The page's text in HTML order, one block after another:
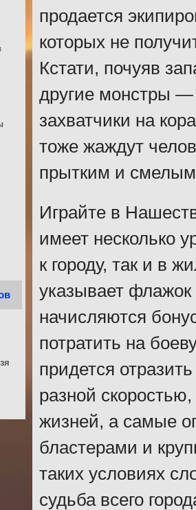
продается
которых не
Кстати, почуяв
другие монстры —
захватчики на
тоже жаждут
прытким и
Играйте в
имеет несколько
к городу, так и в
указывает флажок
начисляются
потратить на
придется
разной
жизней, а самые
бластерами и
таких условиях
судьба всего